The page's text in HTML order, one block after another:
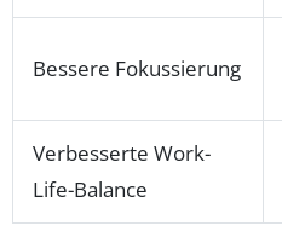
Bessere Fokussierung
Verbesserte Work-
Life-Balance